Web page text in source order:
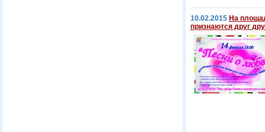
10.02.2015 На
признаются друг